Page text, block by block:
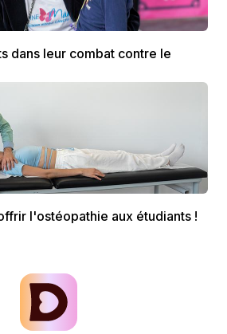
dans leur combat contre le
l'ostéopathie aux étudiants !